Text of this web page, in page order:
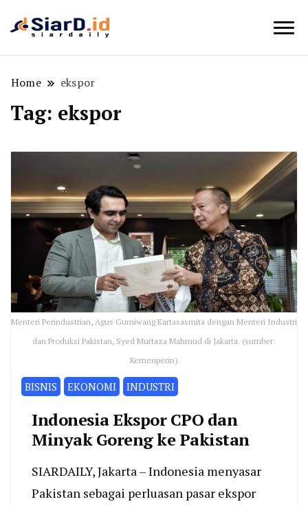
Home ekspor
Tag: ekspor
Menteri Perindustrian, Agus Gumiwang Kartasasmita dengan Menteri Industri
dan Produksi Pakistan, Syed Murtaza Mahmud di Jakarta. (sumber:
Kemenperin)
BISNIS EKONOMI INDUSTRI
Indonesia Ekspor CPO dan
Minyak Goreng ke Pakistan
SIARDAILY, Jakarta – Indonesia menyasar
Pakistan sebagai perluasan pasar ekspor